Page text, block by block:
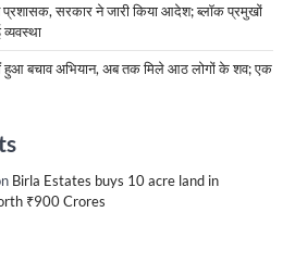
प्रशासक, सरकार ने जारी किया आदेश; ब्लॉक प्रमुखों
हुआ बचाव अभियान, अब तक मिले आठ लोगों के शव; एक
Birla Estates buys 10 acre land in
₹900 Crores